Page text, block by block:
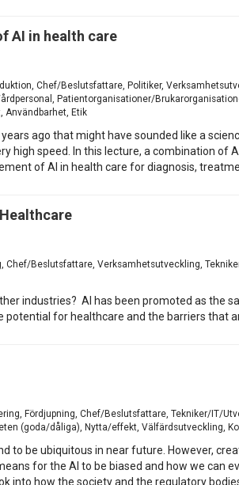
AI in health care
Chef/Beslutsfattare, Politiker,
Patientorganisationer/
Användbarhet, Etik
ago that might have sounded like a
high speed. In this lecture, a combination of
of AI in health care for diagnosis,
Chef/Beslutsfattare, Verksamhetsutveckling,
industries? AI has been promoted as
for healthcare and the barriers that
Fördjupning, Chef/Beslutsfattare, Tekniker/IT/
(goda/dåliga), Nytta/effekt, Välfärdsutveckling,
to be ubiquitous in near future. However,
for the AI to be biased and how we can
into how the society and the regulatory